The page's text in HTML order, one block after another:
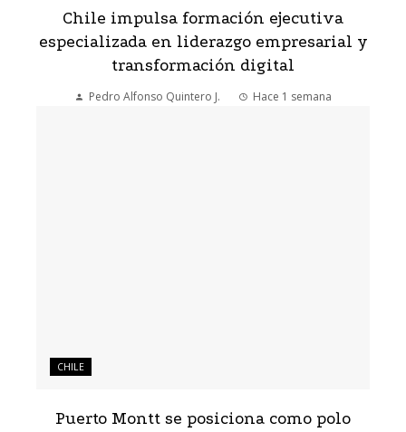
Chile impulsa formación ejecutiva
especializada en liderazgo empresarial y
transformación digital
Pedro Alfonso Quintero J. Hace 1 semana
CHILE
Puerto Montt se posiciona como polo